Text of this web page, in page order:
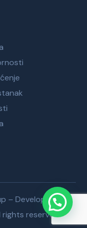
– Developed by
rights reserved.